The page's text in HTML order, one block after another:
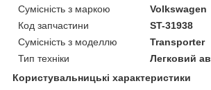
Сумісність з маркою
Volkswagen
Код запчастини
ST-31938
Сумісність з моделлю
Transporter
Тип техніки
Легковий
Користувальницькі характеристики